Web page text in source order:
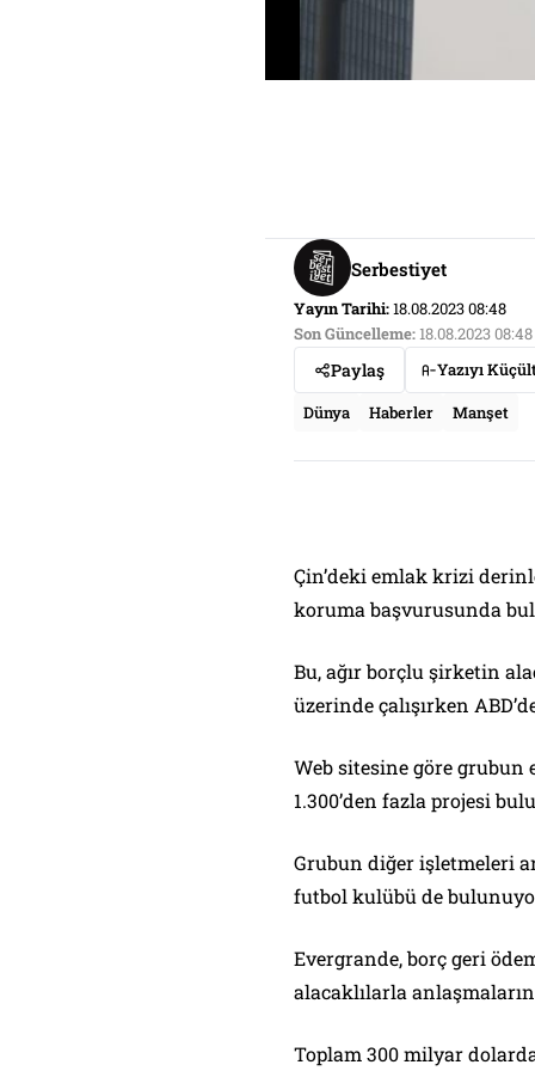
Serbestiyet
Yayın Tarihi:18.08.2023 08:48
Son Güncelleme: 18.08.2023 08:48
Paylaş
Yazıyı
Dünya
Haberler Manşet
Çin’deki emlak krizi
koruma başvurusunda
Bu, ağır borçlu şirketin
üzerinde çalışırken
Web sitesine göre
1.300’den fazla projesi
Grubun diğer işletmeleri
futbol kulübü de
Evergrande, borç geri
alacaklılarla
Toplam 300 milyar